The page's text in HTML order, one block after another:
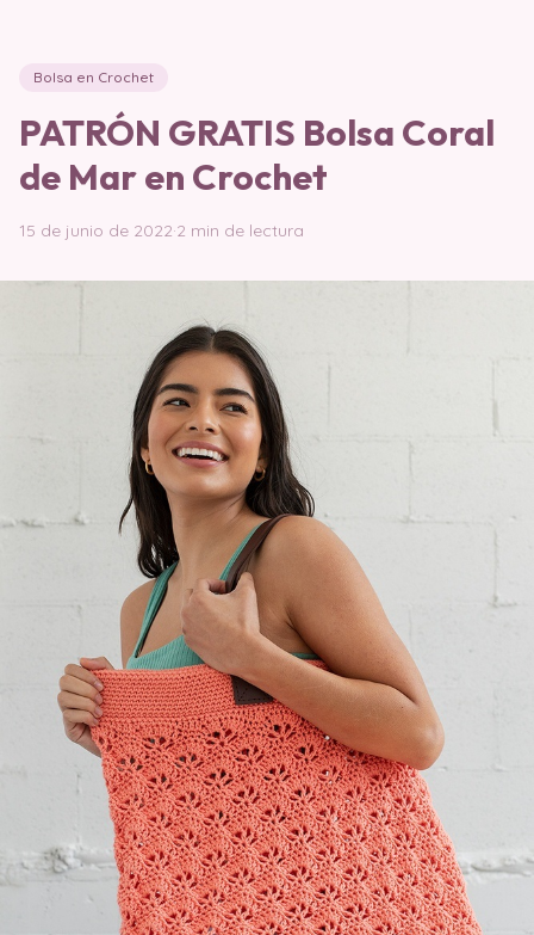
Bolsa en Crochet
PATRÓN GRATIS Bolsa Coral
de Mar en Crochet
15 de junio de 2022·2 min de lectura